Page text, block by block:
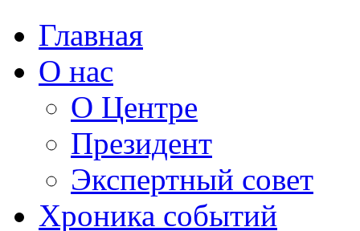
Главная
О нас
О Центре
Президент
Экспертный совет
Хроника событий